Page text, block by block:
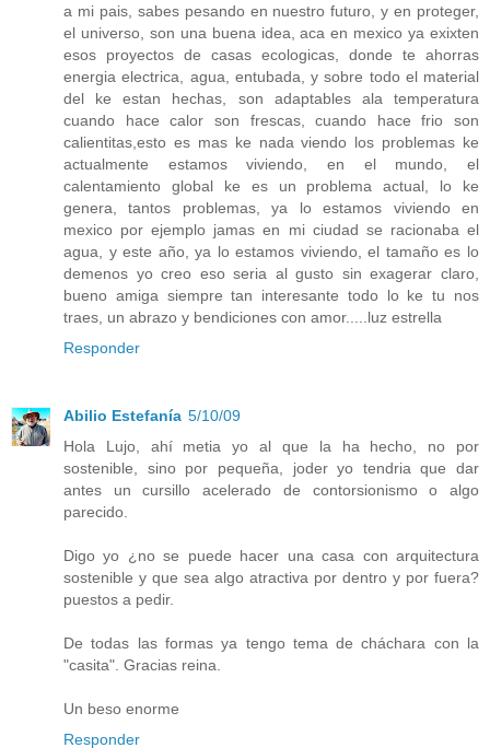
a mi pais, sabes pesando en nuestro futuro, y en proteger,
el universo, son una buena idea, aca en mexico ya exixten
esos proyectos de casas ecologicas, donde te ahorras
energia electrica, agua, entubada, y sobre todo el material
del ke estan hechas, son adaptables ala temperatura
cuando hace calor son frescas, cuando hace frio son
calientitas,esto es mas ke nada viendo los problemas ke
actualmente estamos viviendo, en el mundo, el
calentamiento global ke es un problema actual, lo ke
genera, tantos problemas, ya lo estamos viviendo en
mexico por ejemplo jamas en mi ciudad se racionaba el
agua, y este año, ya lo estamos viviendo, el tamaño es lo
demenos yo creo eso seria al gusto sin exagerar claro,
bueno amiga siempre tan interesante todo lo ke tu nos
traes, un abrazo y bendiciones con amor.....luz estrella
Responder
Abilio Estefanía 5/10/09
Hola Lujo, ahí metia yo al que la ha hecho, no por
sostenible, sino por pequeña, joder yo tendria que dar
antes un cursillo acelerado de contorsionismo o algo
parecido.
Digo yo ¿no se puede hacer una casa con arquitectura
sostenible y que sea algo atractiva por dentro y por fuera?
puestos a pedir.
De todas las formas ya tengo tema de cháchara con la
"casita". Gracias reina.
Un beso enorme
Responder